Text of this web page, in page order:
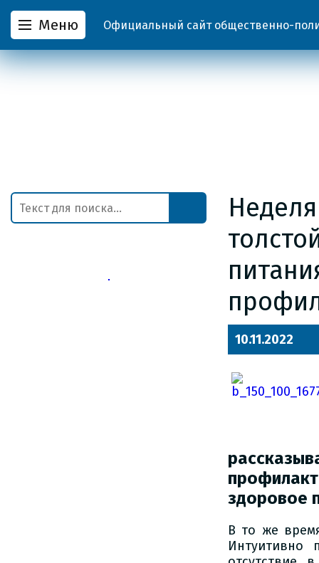
Меню Официальный сайт общественно-
10.11.2022
здоровое
В то же
Интуитивно